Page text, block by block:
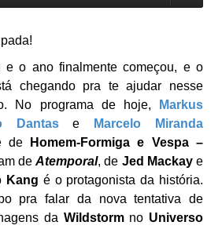
e o ano finalmente começou, e o
chegando pra te ajudar nesse
No programa de hoje,
Markus
Dantase
Marcelo Miranda
de
Homem-Formiga e Vespa –
deAtemporal, de Jed Mackaye
Kang é o protagonista da história.
pra falar da nova tentativa de
da Wildstormno Universo